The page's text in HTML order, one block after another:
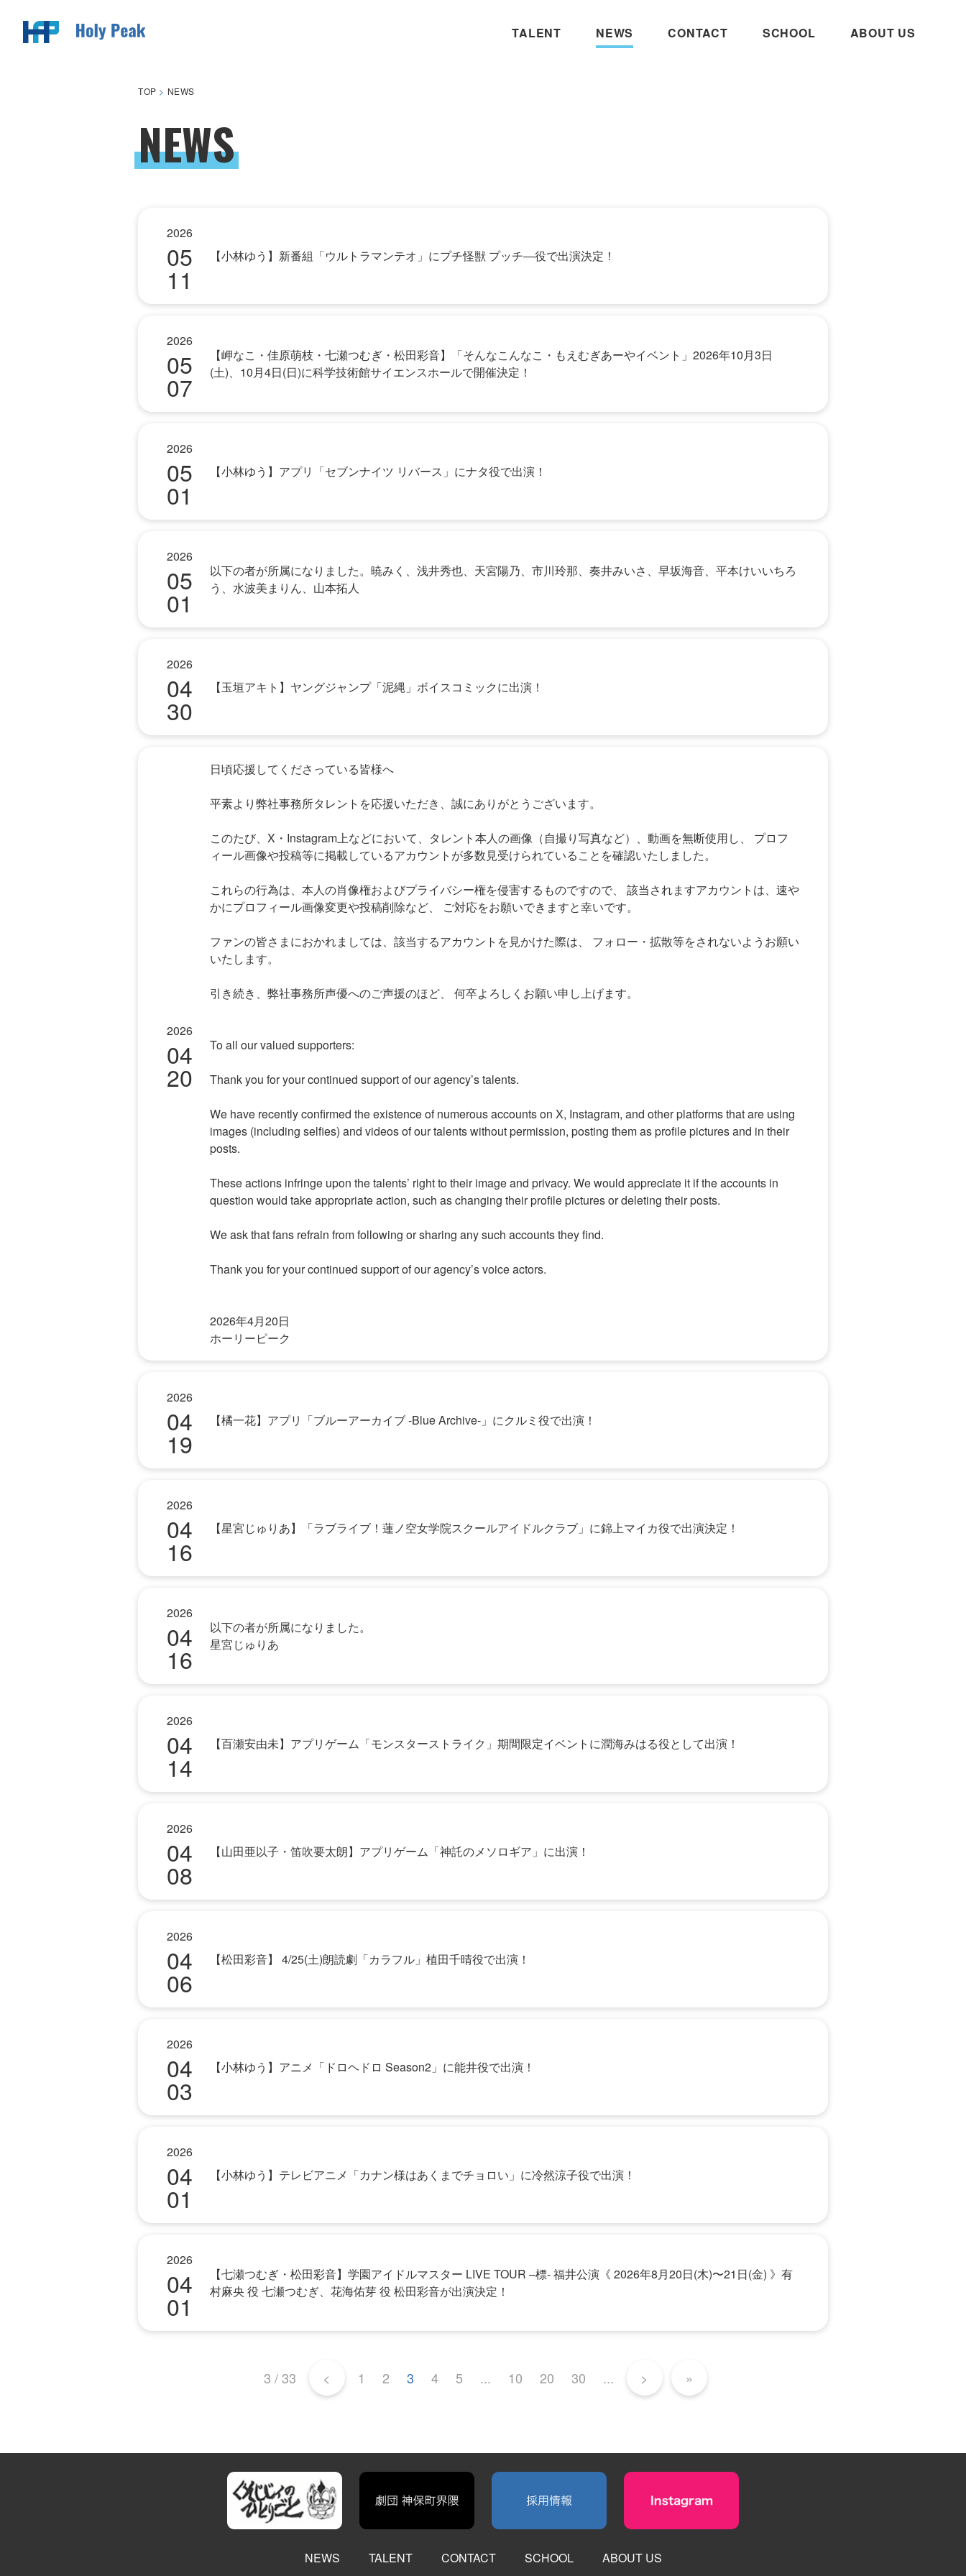
TALENT NEWS CONTACT SCHOOL ABOUT US
TOP > NEWS
NEWS
2026
05
11
【小林ゆう】新番組「ウルトラマンテオ」にプチ怪獣 プッチ―役で出演決定！
2026
05
07
【岬なこ・佳原萌枝・七瀬つむぎ・松田彩音】「そんなこんなこ・もえむぎあーやイベント」2026年10月3日
(土)、10月4日(日)に科学技術館サイエンスホールで開催決定！
2026
05
01
【小林ゆう】アプリ「セブンナイツ リバース」にナタ役で出演！
2026
05
01
以下の者が所属になりました。暁みく、浅井秀也、天宮陽乃、市川玲那、奏井みいさ、早坂海音、平本けいいちろ
う、水波美まりん、山本拓人
2026
04
30
【玉垣アキト】ヤングジャンプ「泥縄」ボイスコミックに出演！
2026
04
20
日頃応援してくださっている皆様へ
平素より弊社事務所タレントを応援いただき、誠にありがとうございます。
このたび、X・Instagram上などにおいて、タレント本人の画像（自撮り写真など）、動画を無断使用し、 プロフ
ィール画像や投稿等に掲載しているアカウントが多数見受けられていることを確認いたしました。
これらの行為は、本人の肖像権およびプライバシー権を侵害するものですので、 該当されますアカウントは、速や
かにプロフィール画像変更や投稿削除など、 ご対応をお願いできますと幸いです。
ファンの皆さまにおかれましては、該当するアカウントを見かけた際は、 フォロー・拡散等をされないようお願い
いたします。
引き続き、弊社事務所声優へのご声援のほど、 何卒よろしくお願い申し上げます。
To all our valued supporters:
Thank you for your continued support of our agency’s talents.
We have recently confirmed the existence of numerous accounts on X, Instagram, and other platforms that are using
images (including selfies) and videos of our talents without permission, posting them as profile pictures and in their
posts.
These actions infringe upon the talents’ right to their image and privacy. We would appreciate it if the accounts in
question would take appropriate action, such as changing their profile pictures or deleting their posts.
We ask that fans refrain from following or sharing any such accounts they find.
Thank you for your continued support of our agency’s voice actors.
2026年4月20日
ホーリーピーク
2026
04
19
【橘一花】アプリ「ブルーアーカイブ -Blue Archive-」にクルミ役で出演！
2026
04
16
【星宮じゅりあ】「ラブライブ！蓮ノ空女学院スクールアイドルクラブ」に錦上マイカ役で出演決定！
2026
04
16
以下の者が所属になりました。
星宮じゅりあ
2026
04
14
【百瀬安由未】アプリゲーム「モンスターストライク」期間限定イベントに潤海みはる役として出演！
2026
04
08
【山田亜以子・笛吹要太朗】アプリゲーム「神託のメソロギア」に出演！
2026
04
06
【松田彩音】 4/25(土)朗読劇「カラフル」植田千晴役で出演！
2026
04
03
【小林ゆう】アニメ「ドロヘドロ Season2」に能井役で出演！
2026
04
01
【小林ゆう】テレビアニメ「カナン様はあくまでチョロい」に冷然涼子役で出演！
2026
04
01
【七瀬つむぎ・松田彩音】学園アイドルマスター LIVE TOUR –標- 福井公演《 2026年8月20日(木)〜21日(金) 》有
村麻央 役 七瀬つむぎ、花海佑芽 役 松田彩音が出演決定！
3 / 33 < 1 2 3 4 5 ... 10 20 30 ... > »
NEWS TALENT CONTACT SCHOOL ABOUT US